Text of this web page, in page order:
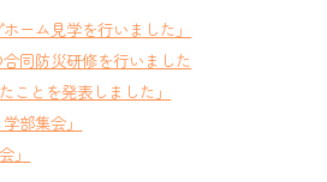
ーム見学を行いました」
同防災研修を行いました
ことを発表しました」
部集会」
」